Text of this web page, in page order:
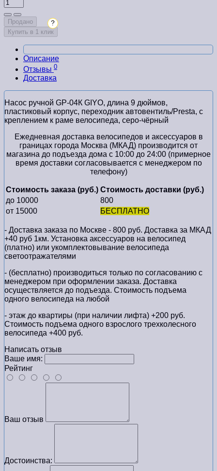
Продано
Купить в 1 клик
?
Описание
Отзывы 0
Доставка
Насос ручной GP-04К GIYO, длина 9 дюймов,
пластиковый корпус, переходник автовентиль/Presta, с
креплением к раме велосипеда, серо-чёрный
Ежедневная доставка велосипедов и аксессуаров в
границах города Москва (МКАД) производится от
магазина до подъезда дома с 10:00 до 24:00 (примерное
время доставки согласовывается с менеджером по
телефону)
Стоимость заказа (руб.) Стоимость доставки (руб.)
до 10000
800
от 15000
БЕСПЛАТНО
- Доставка заказа по Москве - 800 руб. Доставка за МКАД
+40 руб 1км. Установка аксессуаров на велосипед
(платно) или укомплектовывание велосипеда
светоотражателями
- (бесплатно) производиться только по cогласованию с
менеджером при оформлении заказа. Доставка
осуществляется до подъезда. Стоимость подъема
одного велосипеда на любой
- этаж до квартиры (при наличии лифта) +200 руб.
Стоимость подъема одного взрослого трехколесного
велосипеда +400 руб.
Написать отзыв
Ваше имя:
Рейтинг
Ваш отзыв
Достоинства: